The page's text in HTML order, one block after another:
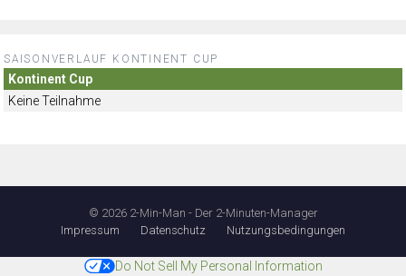
SAISONVERLAUF KONTINENT CUP
Kontinent Cup
Keine Teilnahme
© 2026 2-Min-Man - Der 2-Minuten-Manager
Impressum
Datenschutz Nutzungsbedingungen
Do Not Sell My Personal Information